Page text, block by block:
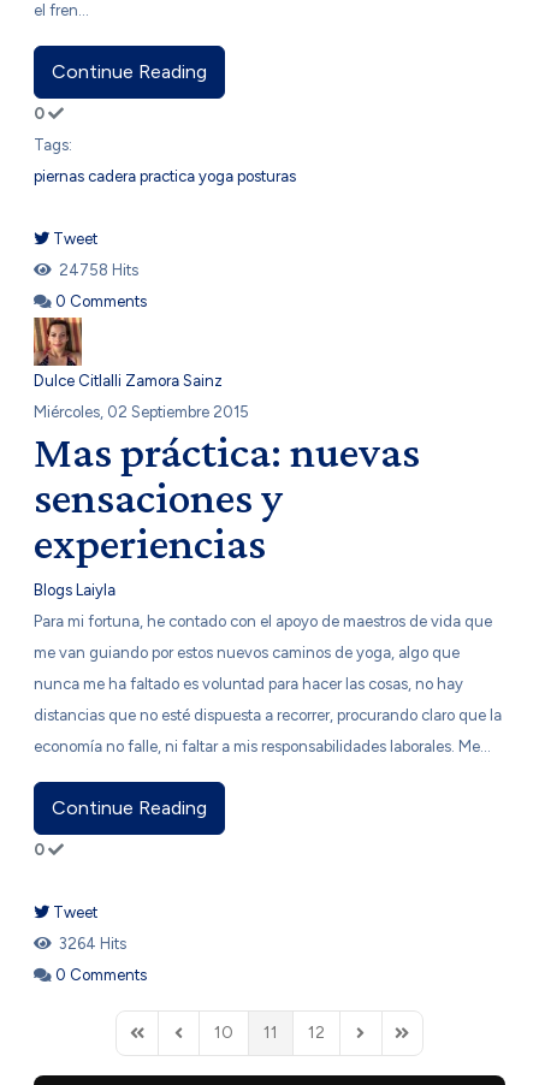
el fren...
Continue Reading
0
Tags:
piernas cadera practica yoga posturas
Tweet
pinterest
24758 Hits
0 Comments
Dulce Citlalli Zamora Sainz
Miércoles, 02 Septiembre 2015
Mas práctica: nuevas
sensaciones y
experiencias
Blogs Laiyla
​Para mi fortuna, he contado con el apoyo de maestros de vida que
me van guiando por estos nuevos caminos de yoga, algo que
nunca me ha faltado es voluntad para hacer las cosas, no hay
distancias que no esté dispuesta a recorrer, procurando claro que la
economía no falle, ni faltar a mis responsabilidades laborales. Me...
Continue Reading
0
Tweet
pinterest
3264 Hits
0 Comments
FD_PAGINATION_FIRST_PAGE
FD_PAGINATION_PREVIOUS_PAGE
10 11 12